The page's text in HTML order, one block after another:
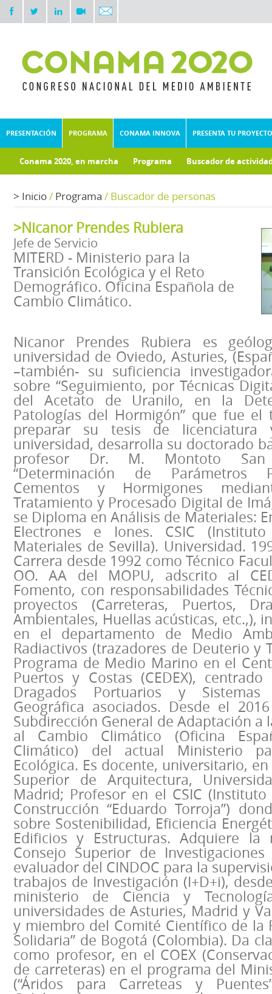
PRESENTACIÓN PROGRAMA CONAMA INNOVA PRESENTA TU PROYECTO
Conama 2020, en marcha Programa Buscador de
> Inicio/ Programa / Buscador de personas
>Nicanor Prendes Rubiera
Jefe de Servicio
MITERD - Ministerio para la
Transición Ecológica y el Reto
Demográfico. Oficina Española de
Cambio Climático.
Nicanor Prendes Rubiera es
universidad de Oviedo, Asturies,
–también- su suficiencia
sobre “Seguimiento, por Técnicas
del Acetato de Uranilo, en la
Patologías del Hormigón” que fue el
preparar su tesis de
universidad, desarrolla su doctorado
profesor Dr. M. Montoto San
“Determinación de Parámetros
Cementos y Hormigones
Tratamiento y Procesado Digital de
se Diploma en Análisis de Materiales:
Electrones e Iones. CSIC
Materiales de Sevilla). Universidad.
Carrera desde 1992 como Técnico
OO. AA del MOPU, adscrito al
Fomento, con responsabilidades
proyectos (Carreteras, Puertos,
Ambientales, Huellas acústicas, etc.,),
en el departamento de Medio
Radiactivos (trazadores de Deuterio y
Programa de Medio Marino en el
Puertos y Costas (CEDEX),
Dragados Portuarios y
Geográfica asociados. Desde el
Subdirección General de Adaptación a
al Cambio Climático (Oficina
Climático) del actual Ministerio
Ecológica. Es docente, universitario, en
Superior de Arquitectura,
Madrid; Profesor en el CSIC
Construcción “Eduardo Torroja”)
sobre Sostenibilidad, Eficiencia
Edificios y Estructuras. Adquiere la
Consejo Superior de
evaluador del CINDOC para la
trabajos de Investigación (I+D+i),
ministerio de Ciencia y
universidades de Asturies, Madrid y
y miembro del Comité Científico de la
Solidaria” de Bogotá (Colombia). Da
como profesor, en el COEX
de carreteras) en el programa del
(“Áridos para Carreteas y